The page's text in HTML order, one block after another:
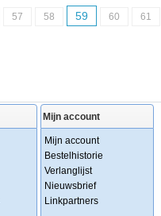
57 58 59 60
61
Mijn account
Mijn account
Bestelhistorie
Verlanglijst
Nieuwsbrief
Linkpartners